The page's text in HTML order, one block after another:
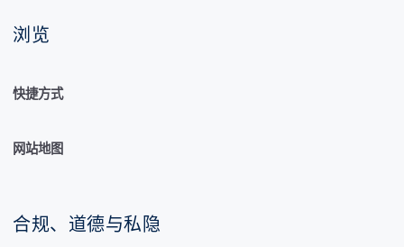
浏览
快捷方式
网站地图
合规、道德与私隐